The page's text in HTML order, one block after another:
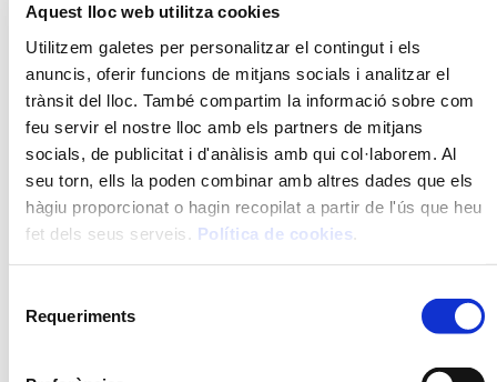
Aquest lloc web utilitza cookies
Utilitzem galetes per personalitzar el contingut i els
anuncis, oferir funcions de mitjans socials i analitzar el
trànsit del lloc. També compartim la informació sobre com
feu servir el nostre lloc amb els partners de mitjans
socials, de publicitat i d'anàlisis amb qui col·laborem. Al
seu torn, ells la poden combinar amb altres dades que els
hàgiu proporcionat o hagin recopilat a partir de l'ús que heu
fet dels seus serveis. Política de cookies
Requeriments
excepte si fos necessari per al desenvolupament i execució
de les finalitats del tractament, als nostres proveïdors de
serveis relacionats amb comunicacions, amb els quals el
RESPONSABLE ha formalitzat els contractes de
confidencialitat i d’encarregat de tractament exigits per la
normativa vigent de privacitat.
Quins són teus drets?
Els drets que té l’USUARI són:
Dret d’accés, rectificació, portabilitat i supressió de les
vostres dades i de limitació o oposició al seu tractament.
Dret a presentar una reclamació davant l’autoritat de